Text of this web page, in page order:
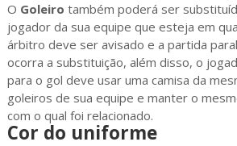
O Goleiro também poderá ser
jogador da sua equipe que esteja em
árbitro deve ser avisado e a partida
ocorra a substituição, além disso, o
para o gol deve usar uma camisa da
goleiros de sua equipe e manter o
com o qual foi relacionado.
Cor do uniforme